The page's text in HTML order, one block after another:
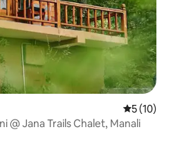
Note
5 (10)
@ Jana Trails Chalet, Manali